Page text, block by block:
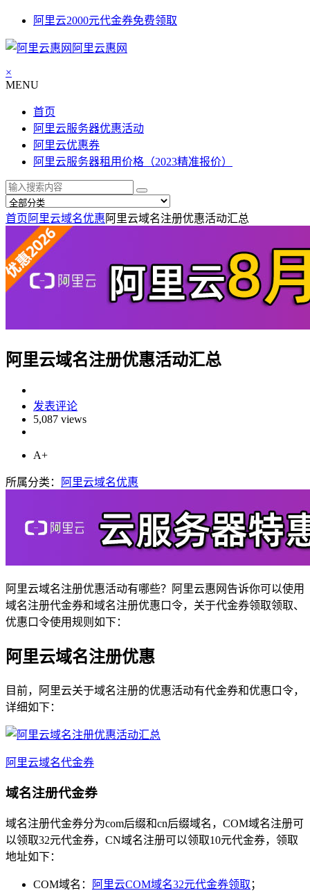
阿里云2000元代金券免费领取
阿里云惠网
×
MENU
首页
阿里云服务器优惠活动
阿里云优惠券
阿里云服务器租用价格（2023精准报价）
首页 阿里云域名优惠 阿里云域名注册优惠活动汇总
阿里云域名注册优惠活动汇总
发表评论
5,087 views
A+
所属分类： 阿里云域名优惠
阿里云域名注册优惠活动有哪些？阿里云惠网告诉你可以使用
域名注册代金券和域名注册优惠口令，关于代金券领取领取、
优惠口令使用规则如下：
阿里云域名注册优惠
目前，阿里云关于域名注册的优惠活动有代金券和优惠口令，
详细如下：
阿里云域名代金券
域名注册代金券
域名注册代金券分为com后缀和cn后缀域名，COM域名注册可
以领取32元代金券，CN域名注册可以领取10元代金券，领取
地址如下：
COM域名： 阿里云COM域名32元代金券领取 ；